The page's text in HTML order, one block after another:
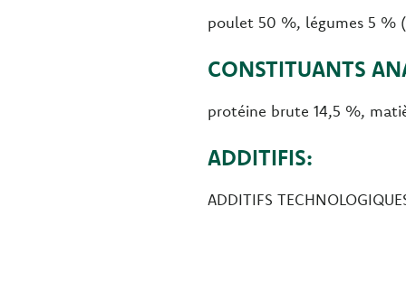
poulet 50 %, légumes 5 %
CONSTITUANTS
protéine brute 14,5 %,
ADDITIFIS:
ADDITIFS